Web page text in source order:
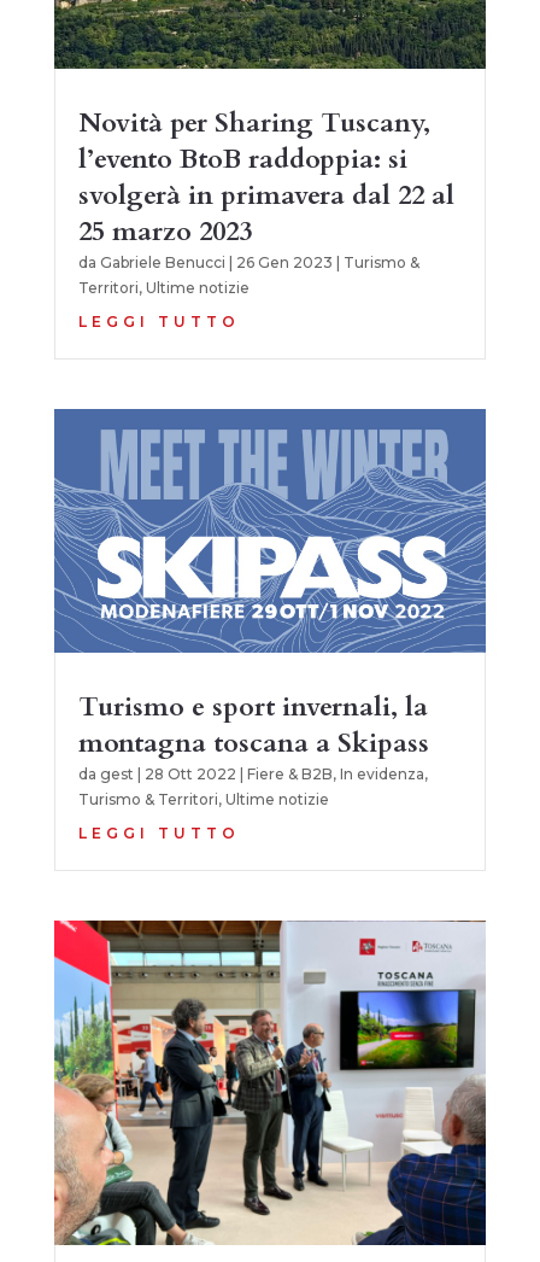
Novità per Sharing Tuscany,
l’evento BtoB raddoppia: si
svolgerà in primavera dal 22 al
25 marzo 2023
da Gabriele Benucci 26 Gen 2023
Turismo &
Territori, Ultime notizie
LEGGI TUTTO
Turismo e sport invernali, la
montagna toscana a Skipass
da gest 28 Ott 2022 Fiere & B2B, In evidenza,
Turismo & Territori, Ultime notizie
LEGGI TUTTO